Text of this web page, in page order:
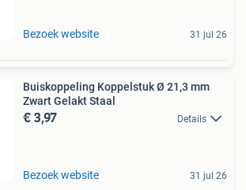
Bezoek website 31 jul 26
Buiskoppeling Koppelstuk Ø 21,3 mm
Zwart Gelakt Staal
€ 3,97 Details
Bezoek website 31 jul 26